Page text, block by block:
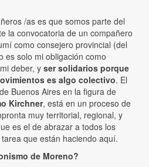
/as es que somos parte del
la convocatoria de un compañero
como consejero provincial (del
es solo mi obligación como
deber, y ser solidarios porque
es algo colectivo. El
Buenos Aires en la figura de
Kirchner, está en un proceso de
muy territorial, regional, y
es el de abrazar a todos los
que están haciendo aquí.
de Moreno?